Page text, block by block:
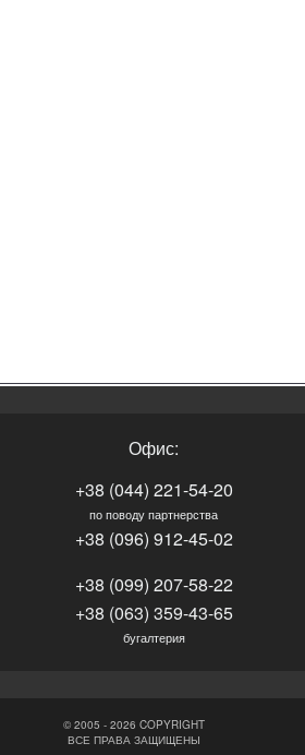
Офис:
+38 (044) 221-54-20
по поводу партнерства
+38 (096) 912-45-02
+38 (099) 207-58-22
+38 (063) 359-43-65
бугалтерия
© 2005 - 2026 COPYRIGHT
ВСЕ ПРАВА ЗАЩИЩЕНЫ